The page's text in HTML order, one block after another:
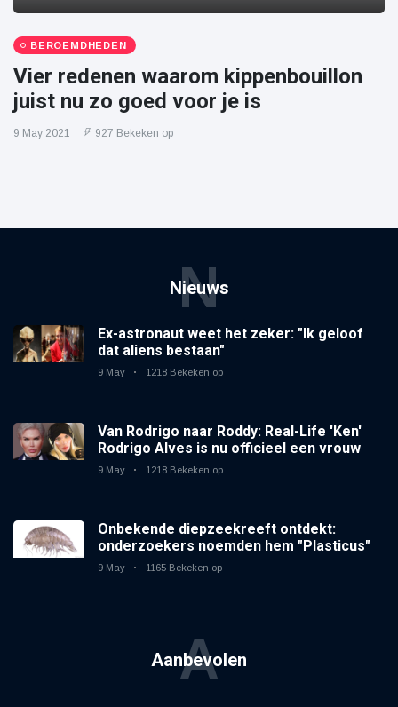
BEROEMDHEDEN
Vier redenen waarom kippenbouillon
juist nu zo goed voor je is
9 May 2021 927 Bekeken op
Nieuws
N
Ex-astronaut weet het zeker: "Ik geloof
dat aliens bestaan"
9 May 1218 Bekeken op
Van Rodrigo naar Roddy: Real-Life 'Ken'
Rodrigo Alves is nu officieel een vrouw
9 May 1218 Bekeken op
Onbekende diepzeekreeft ontdekt:
onderzoekers noemden hem "Plasticus"
9 May 1165 Bekeken op
Aanbevolen
A